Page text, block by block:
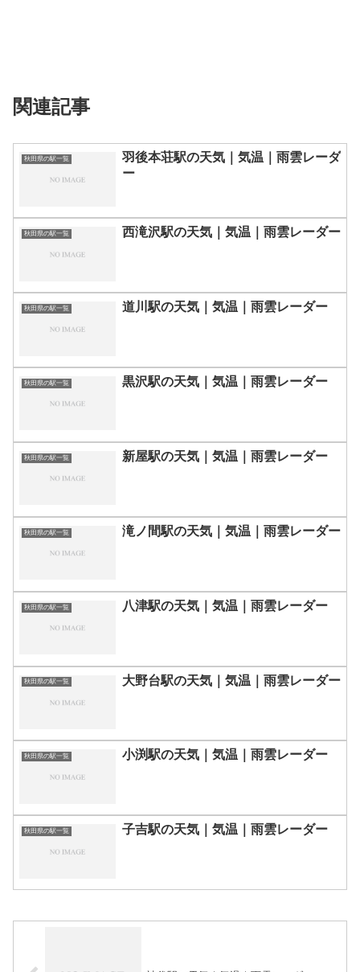
関連記事
秋田県の駅一覧
羽後本荘駅の天気｜気温｜雨雲レーダ
ー
秋田県の駅一覧 西滝沢駅の天気｜気温｜雨雲レーダー
秋田県の駅一覧 道川駅の天気｜気温｜雨雲レーダー
秋田県の駅一覧 黒沢駅の天気｜気温｜雨雲レーダー
秋田県の駅一覧 新屋駅の天気｜気温｜雨雲レーダー
秋田県の駅一覧 滝ノ間駅の天気｜気温｜雨雲レーダー
秋田県の駅一覧 八津駅の天気｜気温｜雨雲レーダー
秋田県の駅一覧 大野台駅の天気｜気温｜雨雲レーダー
秋田県の駅一覧 小渕駅の天気｜気温｜雨雲レーダー
秋田県の駅一覧 子吉駅の天気｜気温｜雨雲レーダー